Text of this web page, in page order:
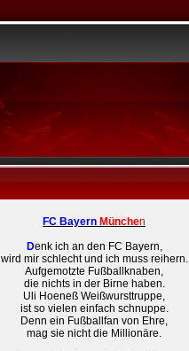
FC Bayern München
Denk ich an den FC Bayern,
wird mir schlecht und ich muss reihern.
Aufgemotzte Fußballknaben,
die nichts in der Birne haben.
Uli Hoeneß Weißwursttruppe,
ist so vielen einfach schnuppe.
Denn ein Fußballfan von Ehre,
mag sie nicht die Millionäre.